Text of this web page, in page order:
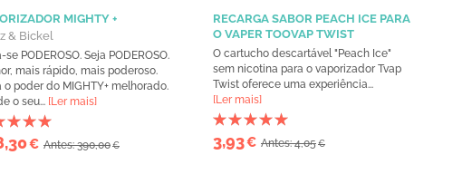
MIGHTY +
& Bickel
se PODEROSO. Seja PODEROSO.
mais rápido, mais poderoso.
o poder do MIGHTY+ melhorado.
o seu... [Ler mais]
€ Antes: 390,00€
RECARGA SABOR PEACH ICE PARA
O VAPER TOOVAP TWIST
O cartucho descartável "Peach Ice"
sem nicotina para o vaporizador Tvap
Twist oferece uma experiência...
[Ler mais]
3,93€ Antes: 4,05€